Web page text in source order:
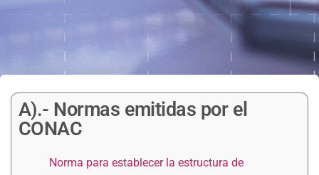
A).- Normas emitidas por el
CONAC
Norma para establecer la estructura de